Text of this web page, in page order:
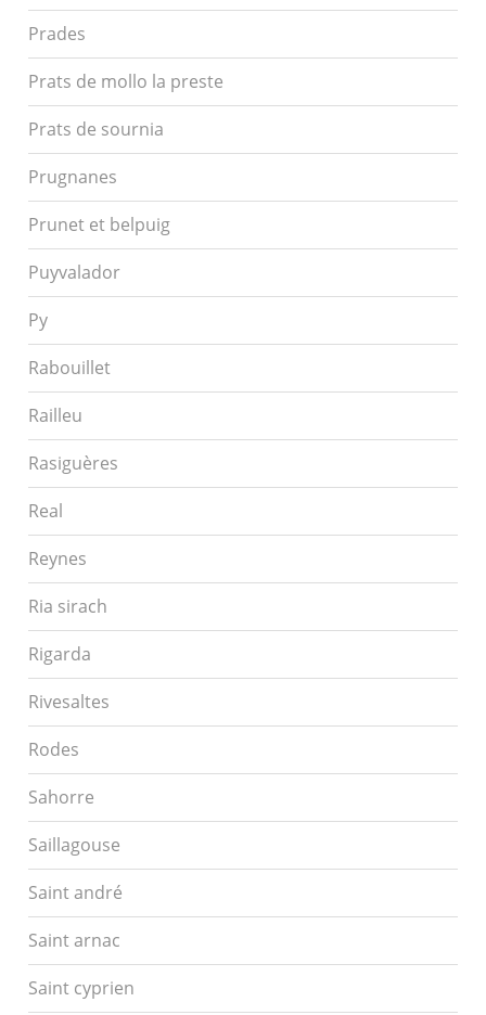
Prades
Prats de mollo la preste
Prats de sournia
Prugnanes
Prunet et belpuig
Puyvalador
Py
Rabouillet
Railleu
Rasiguères
Real
Reynes
Ria sirach
Rigarda
Rivesaltes
Rodes
Sahorre
Saillagouse
Saint andré
Saint arnac
Saint cyprien